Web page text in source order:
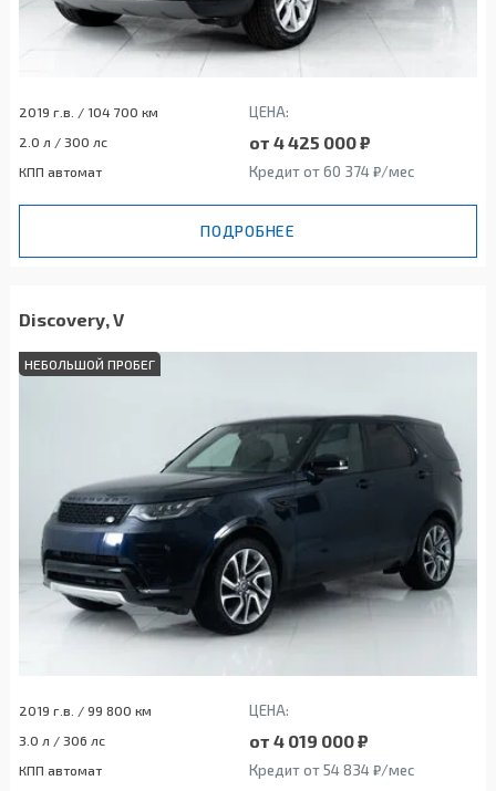
2019 г.в. / 104 700 км ЦЕНА:
2.0 л / 300 лс от 4 425 000 ₽
КПП автомат Кредит от 60 374 ₽/мес
ПОДРОБНЕЕ
Discovery, V
НЕБОЛЬШОЙ ПРОБЕГ
2019 г.в. / 99 800 км ЦЕНА:
3.0 л / 306 лс от 4 019 000 ₽
КПП автомат Кредит от 54 834 ₽/мес